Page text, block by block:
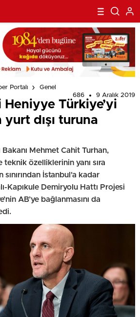
Portalı
Genel
686
9 Aralık 2019
Heniyye Türkiye’yi
dışı turuna
Mehmet Cahit Turhan,
özelliklerinin yanı sıra
İstanbul'a kadar
Kapıkule Demiryolu Hattı Projesi
AB’ye bağlanmasını da